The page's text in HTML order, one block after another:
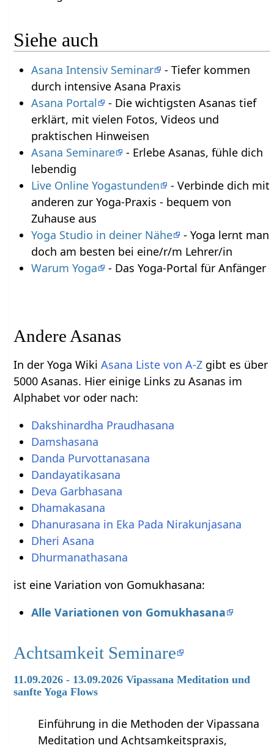
Siehe auch
Asana Intensiv Seminar
- Tiefer kommen
durch intensive Asana Praxis
Asana Portal
- Die wichtigsten Asanas tief
erklärt, mit vielen Fotos, Videos und
praktischen Hinweisen
Asana Seminare
- Erlebe Asanas, fühle dich
lebendig
Live Online Yogastunden
- Verbinde dich mit
anderen zur Yoga-Praxis - bequem von
Zuhause aus
Yoga Studio in deiner Nähe
- Yoga lernt man
doch am besten bei eine/r/m Lehrer/in
Warum Yoga
- Das Yoga-Portal für Anfänger
Andere Asanas
In der Yoga WikiAsana Liste von A-Z gibt es über
5000 Asanas. Hier einige Links zu Asanas im
Alphabet vor oder nach:
Dakshinardha Praudhasana
Damshasana
Danda Purvottanasana
Dandayatikasana
Deva Garbhasana
Dhamakasana
Dhanurasana in Eka Pada Nirakunjasana
Dheri Asana
Dhurmanathasana
ist eine Variation von Gomukhasana:
Alle Variationen von Gomukhasana
Achtsamkeit Seminare
11.09.2026 - 13.09.2026 Vipassana Meditation und
sanfte Yoga Flows
Einführung in die Methoden der Vipassana
Meditation und Achtsamkeitspraxis,